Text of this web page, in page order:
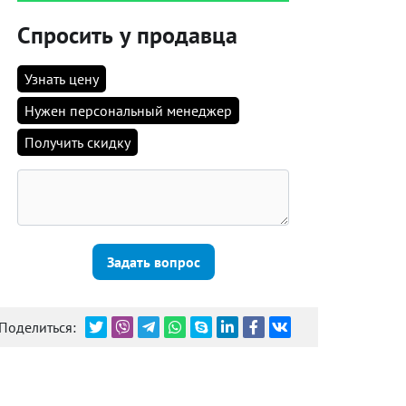
Спросить у продавца
Узнать цену
Нужен персональный менеджер
Получить скидку
Задать вопрос